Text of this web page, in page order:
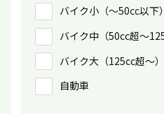
バイク小（〜50㏄以下）
バイク中（50cc超〜
バイク大（125cc超〜）
自動車